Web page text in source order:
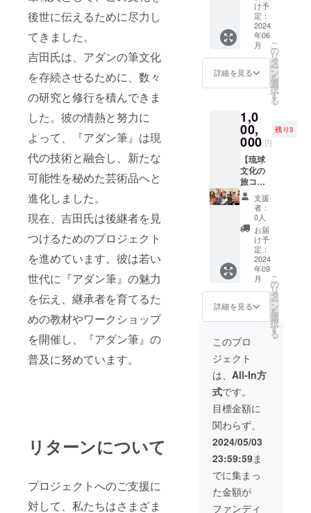
後世に伝えるために尽力し
てきました。
吉田氏は、アダンの筆文化
を存続させるために、数々
の研究と修行を積んできま
した。彼の情熱と努力に
よって、『アダン筆』は現
代の技術と融合し、新たな
可能性を秘めた芸術品へと
進化しました。
現在、吉田氏は後継者を見
つけるためのプロジェクト
を進めています。彼は若い
世代に『アダン筆』の魅力
を伝え、継承者を育てるた
めの教材やワークショップ
を開催し、『アダン筆』の
普及に努めています。
リターンについて
プロジェクトへのご支援に
対して、私たちはさまざま
6月以降
のお届
けにな
りま
す。
超特大
筆とオ
リジナ
ル筆か
けと桐
箱に
セット
丁寧に
梱包し
いたし
ます。
筆の長
さ４５
セン
チ、穂
先１４
センチ
2024年
6月以降
のお届
けにな
りま
す。
け予
定：
2024
年06
月
詳細を見る
こ
の
リ
タ
ー
ン
を
選
択
す
る
1,0
00,
000 円
残り3
【琉球
文化の
旅コー
ス +超
特大筆
コー
ス】 琉
球文化
の旅
コース
+超特大
がアダ
ン筆に
まつわ
る場所
や沖縄
の世界
遺産を2
日間ご
案内し
ます。
また
「アダ
ン筆」
超特大
筆を吉
田元か
ら贈答
いたし
ます。
(尚、旅
支援
者：
0人
お届
け予
定：
2024
年09
月
詳細を見る
こ
の
リ
タ
ー
ン
を
選
択
す
る
このプロ
ジェクト
は、 All-In方
式です。
目標金額に
関わらず、
2024/05/03
23:59:59ま
でに集まっ
た金額が
ファンディ